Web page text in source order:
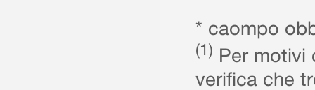
* caompo
(1) Per motivi
verifica che